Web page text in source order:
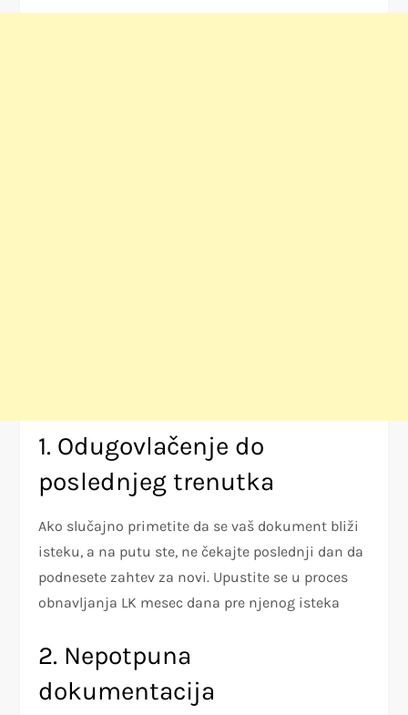
1. Odugovlačenje do
poslednjeg trenutka
Ako slučajno primetite da se vaš dokument bliži
isteku, a na putu ste, ne čekajte poslednji dan da
podnesete zahtev za novi. Upustite se u proces
obnavljanja LK mesec dana pre njenog isteka
2. Nepotpuna
dokumentacija